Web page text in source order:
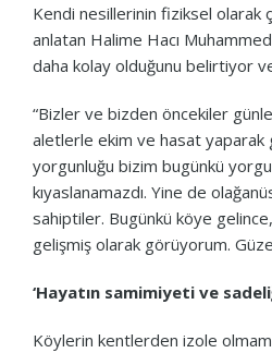
Kendi nesillerinin fiziksel olarak
anlatan Halime Hacı
daha kolay olduğunu belirtiyor
“Bizler ve bizden öncekiler
aletlerle ekim ve hasat yaparak
yorgunluğu bizim bugünkü
kıyaslanamazdı. Yine de
sahiptiler. Bugünkü köye
gelişmiş olarak görüyorum.
‘Hayatın samimiyeti ve
Köylerin kentlerden izole